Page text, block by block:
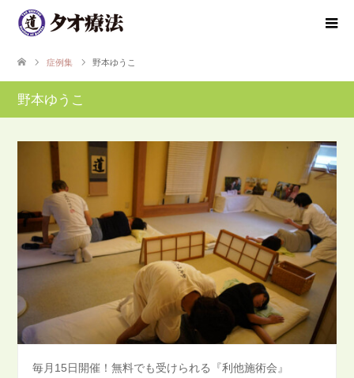
症例集 野本ゆうこ
野本ゆうこ
毎月15日開催！無料でも受けられる『利他施術会』